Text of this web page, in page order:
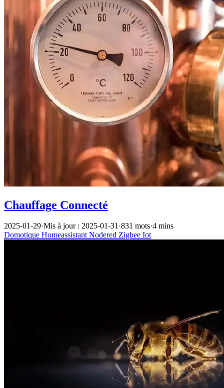
Chauffage Connecté
2025-01-29·Mis à jour : 2025-01-31·831 mots·4 mins
Domotique HomeassistantNodered Zigbee Iot